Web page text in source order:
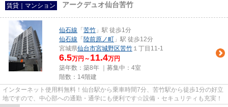
賃貸｜マンション アークデュオ仙台苦竹
仙石線 「 苦竹 」駅 徒歩1分
仙石線 「 陸前原ノ町 」駅 徒歩12分
宮城県仙台市宮城野区苦竹 １丁目11-1
6.5万円～ 11.4万円
築年数：築8年 ｜募集中： 4室
階数：14階建
インターネット使用料無料！仙台駅から乗車時間7分、苦竹駅から徒歩1分の好立
地ですので、中心部への通勤・通学にも便利です☆設備・セキュリティも充実！